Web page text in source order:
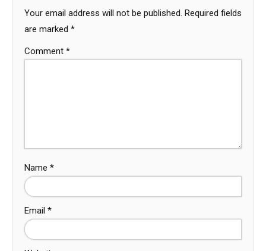
Your email address will not be published. Required fields
are marked *
Comment *
Name *
Email *